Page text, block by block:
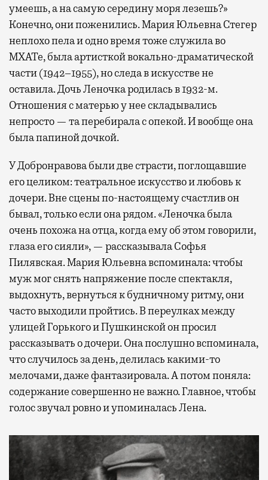
умеешь, а на самую середину моря лезешь?»
Конечно, они поженились. Мария Юльевна Стегер
неплохо пела и одно время тоже служила во
МХАТе, была артисткой вокально-драматической
части (1942–1955), но следа в искусстве не
оставила. Дочь Леночка родилась в 1932-м.
Отношения с матерью у нее складывались
непросто — та перебирала с опекой. И вообще она
была папиной дочкой.
У Добронравова были две страсти, поглощавшие
его целиком: театральное искусство и любовь к
дочери. Вне сцены по-настоящему счастлив он
бывал, только если она рядом. «Леночка была
очень похожа на отца, когда ему об этом говорили,
глаза его сияли», — рассказывала Софья
Пилявская. Мария Юльевна вспоминала: чтобы
муж мог снять напряжение после спектакля,
выдохнуть, вернуться к будничному ритму, они
часто выходили пройтись. В переулках между
улицей Горького и Пушкинской он просил
рассказывать о дочери. Она послушно вспоминала,
что случилось за день, делилась какими-то
мелочами, даже фантазировала. А потом поняла:
содержание совершенно не важно. Главное, чтобы
голос звучал ровно и упоминалась Лена.